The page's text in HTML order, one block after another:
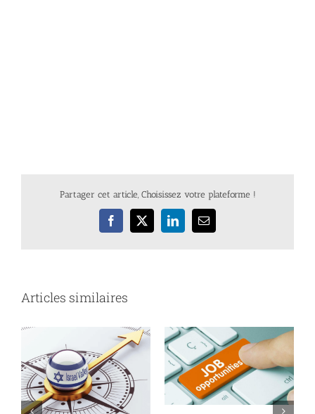
Partager cet article, Choisissez votre plateforme !
Facebook
X LinkedInEmail
Articles similaires